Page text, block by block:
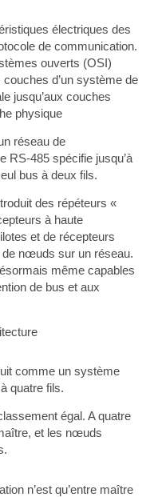
électriques des
de communication.
ouverts (OSI)
d’un système de
jusqu’aux couches
physique
réseau de
RS-485 spécifie jusqu’à
bus à deux fils.
des répéteurs «
à haute
et de récepteurs
de nœuds sur un réseau.
même capables
de bus et aux
comme un système
quatre fils.
égal. A quatre
et les nœuds
n’est qu’entre maître